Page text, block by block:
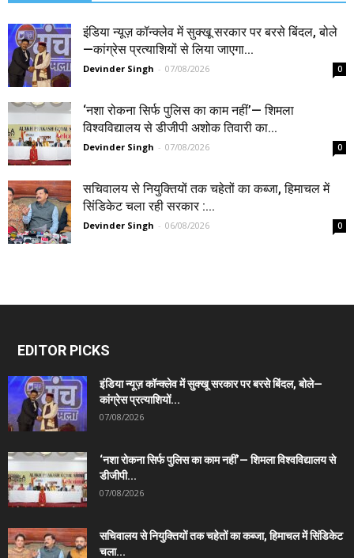
इंडिया न्यूज़ कॉन्क्लेव में सुक्खू सरकार पर बरसे बिंदल, बोले
—कांग्रेस प्रत्याशियों से लिया जाएगा...
Devinder Singh - 07/08/2026 0
‘नशा रोकना सिर्फ पुलिस का काम नहीं’— शिमला
विश्वविद्यालय से डीजीपी अशोक तिवारी का...
Devinder Singh - 07/08/2026 0
सचिवालय से नियुक्तियों तक चहेतों का कब्जा, हिमाचल में
सिंडिकेट चला रही सरकार :...
Devinder Singh - 06/08/2026 0
EDITOR PICKS
इंडिया न्यूज़ कॉन्क्लेव में सुक्खू सरकार पर बरसे बिंदल, बोले—
कांग्रेस प्रत्याशियों...
07/08/2026
‘नशा रोकना सिर्फ पुलिस का काम नहीं’— शिमला विश्वविद्यालय से
डीजीपी...
07/08/2026
सचिवालय से नियुक्तियों तक चहेतों का कब्जा, हिमाचल में सिंडिकेट
चला...